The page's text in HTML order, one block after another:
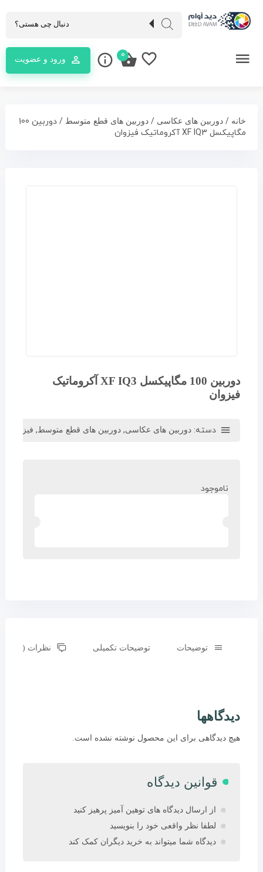
ورود و عضویت 0
خانه / دوربین های عکاسی / دوربین های قطع متوسط
/ دوربین 100
مگاپیکسل XF IQ3 آکروماتیک فیزوان
دوربین 100 مگاپیکسل XF IQ3 آکروماتیک
فیزوان
دسته: دوربین های عکاسی, دوربین های قطع متوسط, فیزوان-PHASE ONE
ناموجود
توضیحات توضیحات تکمیلی نظرات (0)
دیدگاهها
هیچ دیدگاهی برای این محصول نوشته نشده است.
قوانین دیدگاه
از ارسال دیدگاه های توهین آمیز پرهیز کنید
لطفا نظر واقعی خود را بنویسید
دیدگاه شما میتواند به خرید دیگران کمک کند